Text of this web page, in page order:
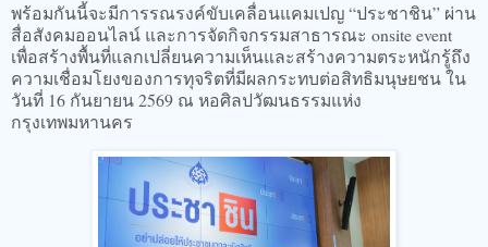
พร้อมกันนี้จะมีการรณรงค์ขับเคลื่อนแคมเปญ “ประชาชิน” ผ่าน
สื่อสังคมออนไลน์ และการจัดกิจกรรมสาธารณะ onsite event
เพื่อสร้างพื้นที่แลกเปลี่ยนความเห็นและสร้างความตระหนักรู้ถึง
ความเชื่อมโยงของการทุจริตที่มีผลกระทบต่อสิทธิมนุษยชน ใน
วันที่ 16 กันยายน 2569 ณ หอศิลปวัฒนธรรมแห่ง
กรุงเทพมหานคร